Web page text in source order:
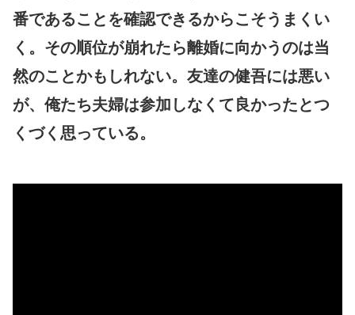
番であることを確認できるからこそうまくい
く。その順位が崩れたら離婚に向かうのは当
然のことかもしれない。友達の健吾には悪い
が、俺たち夫婦は参加しなくて良かったとつ
くづく思っている。